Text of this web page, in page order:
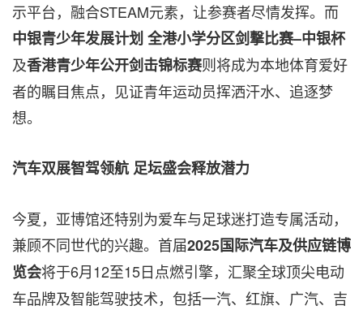
示平台，融合STEAM元素，让参赛者尽情发挥。而
中银青少年发展计划全港小学分区剑撃比赛–中银杯
及香港青少年公开剑击锦标赛则将成为本地体育爱好
者的瞩目焦点，见证青年运动员挥洒汗水、追逐梦
想。
汽车双展智驾领航 足坛盛会释放潜力
今夏，亚博馆还特别为爱车与足球迷打造专属活动，
兼顾不同世代的兴趣。首届2025国际汽车及供应链博
览会将于6月12至15日点燃引擎，汇聚全球顶尖电动
车品牌及智能驾驶技术，包括一汽、红旗、广汽、吉